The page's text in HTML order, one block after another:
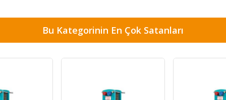
Bu Kategorinin En Çok Satanları